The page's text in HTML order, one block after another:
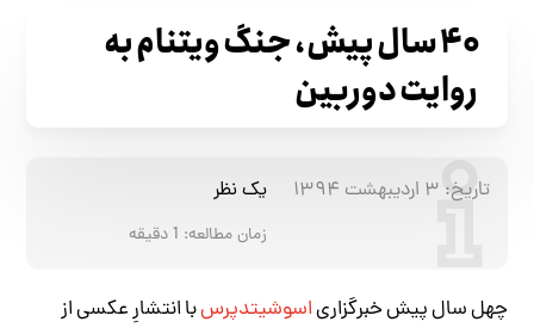
۴۰ سال پیش، جنگ ویتنام به
روایت دوربین
تاریخ: ۳ اردیبهشت ۱۳۹۴ یک نظر
زمان مطالعه: 1دقیقه
چهل سال پیش خبرگزاریاسوشیتدپرسبا انتشارِ عکسی از